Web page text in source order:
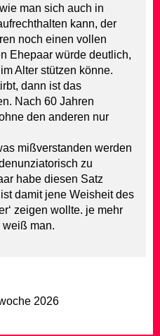
man sich auch in
kann, der
noch einen vollen
Ehepaar würde deutlich,
Alter stützen könne.
dann ist das
Nach 60 Jahren
den anderen nur
mißverstanden werden
zu
habe diesen Satz
damit jene Weisheit des
zeigen wollte. je mehr
weiß man.
2026